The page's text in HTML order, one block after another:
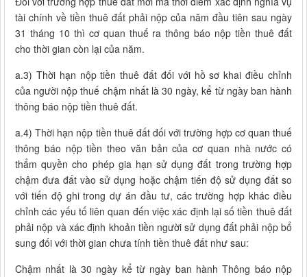
tài chính về tiền thuê đất phải nộp của năm đầu tiên sau ngày
31 tháng 10 thì cơ quan thuế ra thông báo nộp tiền thuê đất
cho thời gian còn lại của năm.
a.3) Thời hạn nộp tiền thuê đất đối với hồ sơ khai điều chỉnh
của người nộp thuế chậm nhất là 30 ngày, kể từ ngày ban hành
thông báo nộp tiền thuê đất.
a.4) Thời hạn nộp tiền thuê đất đối với trường hợp cơ quan thuế
thông báo nộp tiền theo văn bản của cơ quan nhà nước có
thẩm quyền cho phép gia hạn sử dụng đất trong trường hợp
chậm đưa đất vào sử dụng hoặc chậm tiến độ sử dụng đất so
với tiến độ ghi trong dự án đầu tư, các trường hợp khác điều
chỉnh các yếu tố liên quan đến việc xác định lại số tiền thuê đất
phải nộp và xác định khoản tiền người sử dụng đất phải nộp bổ
sung đối với thời gian chưa tính tiền thuê đất như sau:
Chậm nhất là 30 ngày kể từ ngày ban hành Thông báo nộp